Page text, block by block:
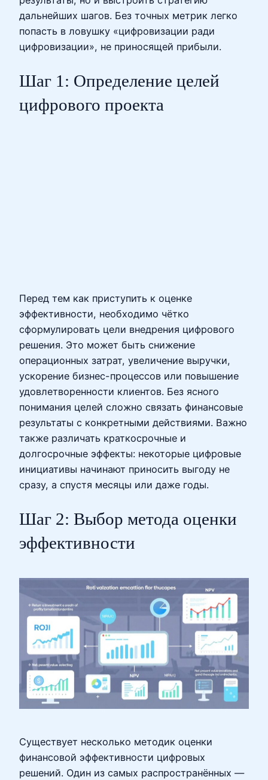
дальнейших шагов. Без точных метрик легко
попасть в ловушку «цифровизации ради
цифровизации», не приносящей прибыли.
Шаг 1: Определение целей
цифрового проекта
Перед тем как приступить к оценке
эффективности, необходимо чётко
сформулировать цели внедрения цифрового
решения. Это может быть снижение
операционных затрат, увеличение выручки,
ускорение бизнес-процессов или повышение
удовлетворенности клиентов. Без ясного
понимания целей сложно связать финансовые
результаты с конкретными действиями. Важно
также различать краткосрочные и
долгосрочные эффекты: некоторые цифровые
инициативы начинают приносить выгоду не
сразу, а спустя месяцы или даже годы.
Шаг 2: Выбор метода оценки
эффективности
Существует несколько методик оценки
финансовой эффективности цифровых
решений. Один из самых распространённых —